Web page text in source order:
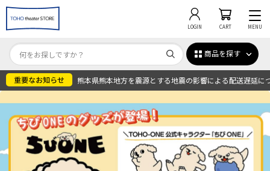
LOGIN CART MENU
商品を探す
熊本県熊本地方を震源とする地震の影響による配送遅延に